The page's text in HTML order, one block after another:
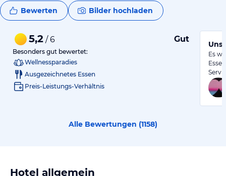
Bewerten Bilder hochladen
5,2 / 6 Gut
Besonders gut bewertet:
Wellnessparadies
Ausgezeichnetes Essen
Preis-Leistungs-Verhältnis
Es
Alle Bewertungen (1158)
Hotel allgemein